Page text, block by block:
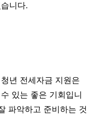
니다.
년 전세자금 지원은
있는 좋은 기회입니
파악하고 준비하는 것